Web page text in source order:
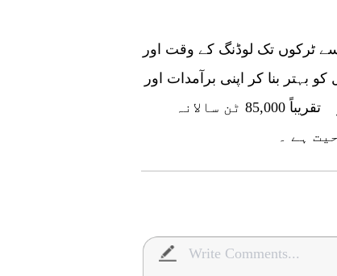
ٹرکوں تک لوڈنگ کے وقت اور
بنا کر اپنی برآمدات اور
قیمتوں میں اضافہ کر سکتے ہیں کیونکہ پاکستان جو تقریباً 85,000 ٹن سالانہ
ہے ۔